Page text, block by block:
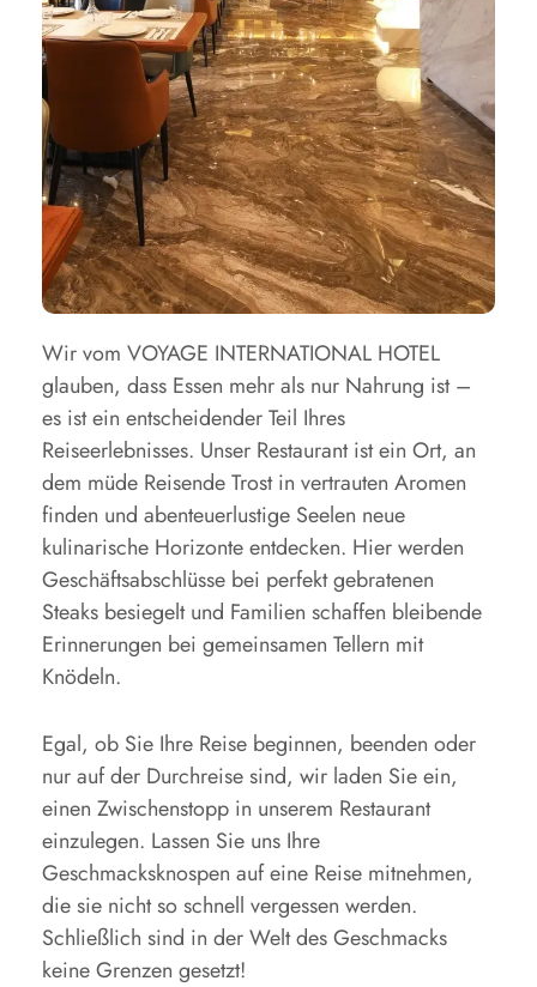
Wir vom VOYAGE INTERNATIONAL HOTEL
glauben, dass Essen mehr als nur Nahrung ist –
es ist ein entscheidender Teil Ihres
Reiseerlebnisses. Unser Restaurant ist ein Ort, an
dem müde Reisende Trost in vertrauten Aromen
finden und abenteuerlustige Seelen neue
kulinarische Horizonte entdecken. Hier werden
Geschäftsabschlüsse bei perfekt gebratenen
Steaks besiegelt und Familien schaffen bleibende
Erinnerungen bei gemeinsamen Tellern mit
Knödeln.
Egal, ob Sie Ihre Reise beginnen, beenden oder
nur auf der Durchreise sind, wir laden Sie ein,
einen Zwischenstopp in unserem Restaurant
einzulegen. Lassen Sie uns Ihre
Geschmacksknospen auf eine Reise mitnehmen,
die sie nicht so schnell vergessen werden.
Schließlich sind in der Welt des Geschmacks
keine Grenzen gesetzt!